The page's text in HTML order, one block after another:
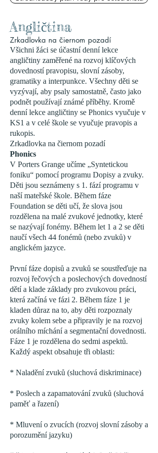
Angličtina
Zrkadlovka na čiernom pozadí
Všichni žáci se účastní denní lekce
angličtiny zaměřené na rozvoj klíčových
dovedností pravopisu, slovní zásoby,
gramatiky a interpunkce. Všechny děti se
vyzývají, aby psaly samostatně, často jako
podnět používají známé příběhy. Kromě
denní lekce angličtiny se Phonics vyučuje v
KS1 a v celé škole se vyučuje pravopis a
rukopis.
Zrkadlovka na čiernom pozadí
Phonics
V Porters Grange učíme „Syntetickou
foniku“ pomocí programu Dopisy a zvuky.
Děti jsou seznámeny s 1. fází programu v
naší mateřské škole. Během fáze
Foundation se děti učí, že slova jsou
rozdělena na malé zvukové jednotky, které
se nazývají fonémy. Během let 1 a 2 se děti
naučí všech 44 fonémů (nebo zvuků) v
anglickém jazyce.
První fáze dopisů a zvuků se soustřeďuje na
rozvoj řečových a poslechových dovedností
dětí a klade základy pro zvukovou práci,
která začíná ve fázi 2. Během fáze 1 je
kladen důraz na to, aby děti rozpoznaly
zvuky kolem sebe a připravily je na rozvoj
orálního míchání a segmentační dovednosti.
Fáze 1 je rozdělena do sedmi aspektů.
Každý aspekt obsahuje tři oblasti:
* Naladění zvuků (sluchová diskriminace)
* Poslech a zapamatování zvuků (sluchová
paměť a řazení)
* Mluvení o zvucích (rozvoj slovní zásoby a
porozumění jazyku)